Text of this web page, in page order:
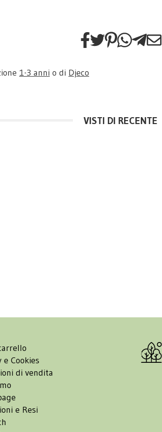
1-3 anni o di Djeco
VISTI DI RECENTE
e Cookies
di vendita
e Resi